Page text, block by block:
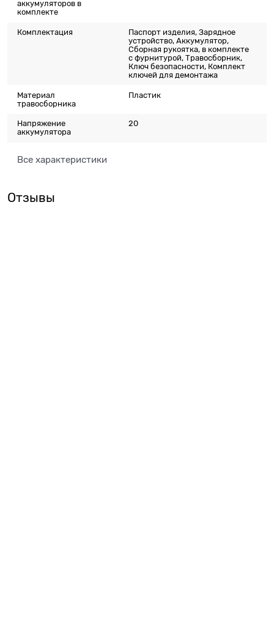
аккумуляторов в
комплекте
Комплектация
Паспорт изделия, Зарядное
устройство, Аккумулятор,
Сборная рукоятка, в комплекте
с фурнитурой, Травосборник,
Ключ безопасности, Комплект
ключей для демонтажа
Материал
травосборника
Пластик
Напряжение
аккумулятора
20
Все характеристики
Отзывы